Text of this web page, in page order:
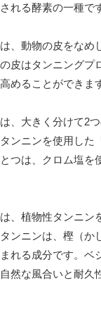
れる酵素の一種で
、動物の皮をなめ
皮はタンニングプ
めることができま
、大きく分けて2
ンニンを使用した
つは、クロム塩を
、植物性タンニン
ンニンは、樫（か
れる成分です。ベ
然な風合いと耐久